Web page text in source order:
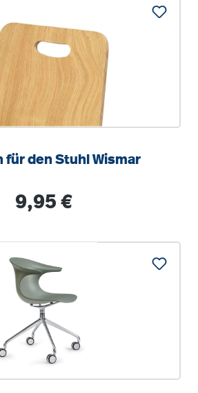
für den Stuhl Wismar
Regulärer Preis:
9,95 €